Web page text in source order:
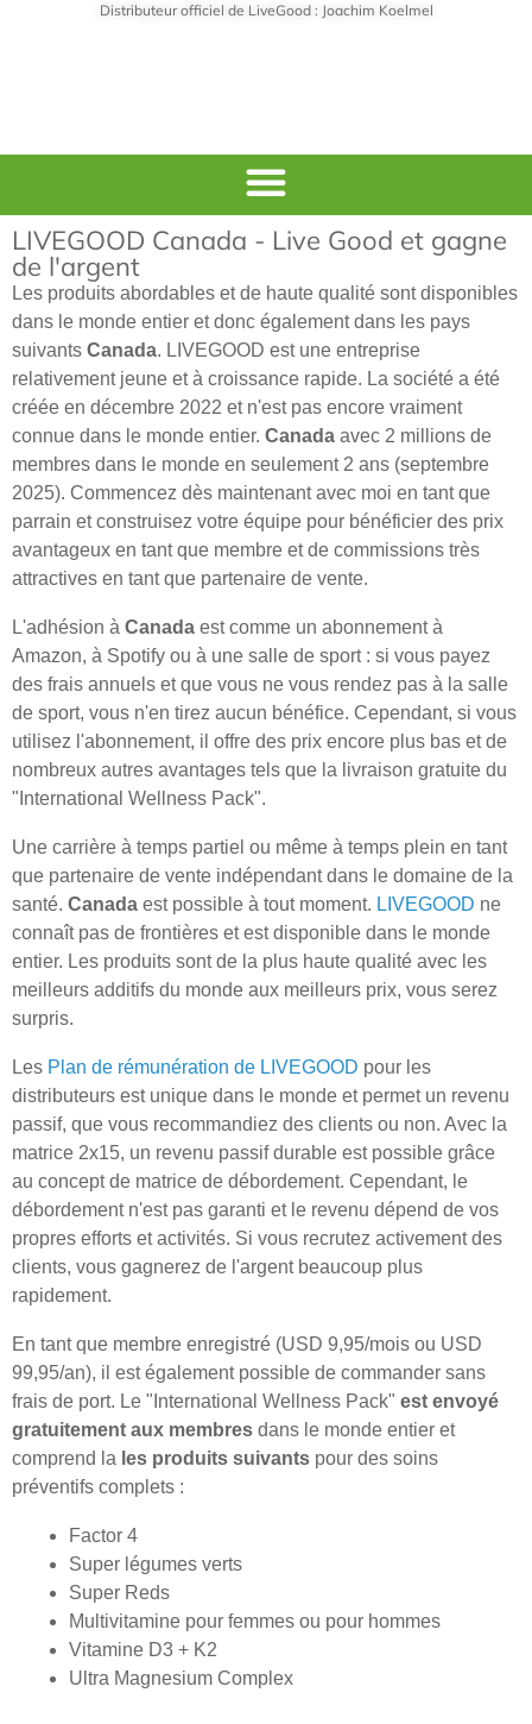
Distributeur officiel de LiveGood : Joachim Koelmel
LIVEGOOD Canada - Live Good et gagne
de l'argent
Les produits abordables et de haute qualité sont disponibles
dans le monde entier et donc également dans les pays
suivants Canada. LIVEGOOD est une entreprise
relativement jeune et à croissance rapide. La société a été
créée en décembre 2022 et n'est pas encore vraiment
connue dans le monde entier. Canada avec 2 millions de
membres dans le monde en seulement 2 ans (septembre
2025). Commencez dès maintenant avec moi en tant que
parrain et construisez votre équipe pour bénéficier des prix
avantageux en tant que membre et de commissions très
attractives en tant que partenaire de vente.
L'adhésion à Canada est comme un abonnement à
Amazon, à Spotify ou à une salle de sport : si vous payez
des frais annuels et que vous ne vous rendez pas à la salle
de sport, vous n'en tirez aucun bénéfice. Cependant, si vous
utilisez l'abonnement, il offre des prix encore plus bas et de
nombreux autres avantages tels que la livraison gratuite du
"International Wellness Pack".
Une carrière à temps partiel ou même à temps plein en tant
que partenaire de vente indépendant dans le domaine de la
santé. Canada est possible à tout moment. LIVEGOOD ne
connaît pas de frontières et est disponible dans le monde
entier. Les produits sont de la plus haute qualité avec les
meilleurs additifs du monde aux meilleurs prix, vous serez
surpris.
Les Plan de rémunération de LIVEGOOD pour les
distributeurs est unique dans le monde et permet un revenu
passif, que vous recommandiez des clients ou non. Avec la
matrice 2x15, un revenu passif durable est possible grâce
au concept de matrice de débordement. Cependant, le
débordement n'est pas garanti et le revenu dépend de vos
propres efforts et activités. Si vous recrutez activement des
clients, vous gagnerez de l'argent beaucoup plus
rapidement.
En tant que membre enregistré (USD 9,95/mois ou USD
99,95/an), il est également possible de commander sans
frais de port. Le "International Wellness Pack" est envoyé
gratuitement aux membres dans le monde entier et
comprend la les produits suivants pour des soins
préventifs complets :
Factor 4
Super légumes verts
Super Reds
Multivitamine pour femmes ou pour hommes
Vitamine D3 + K2
Ultra Magnesium Complex